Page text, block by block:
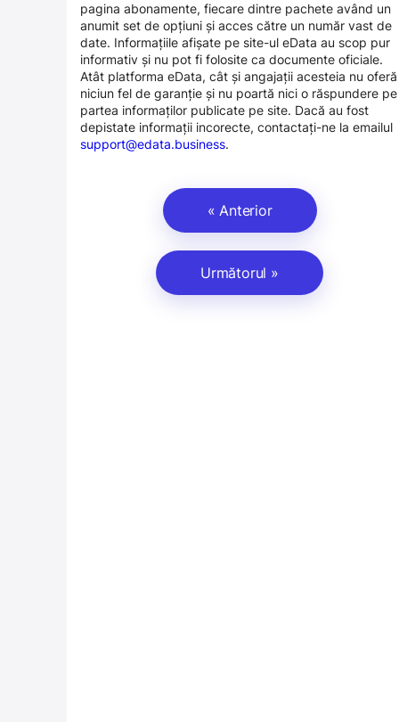
pagina abonamente, fiecare dintre pachete având un
anumit set de opțiuni și acces către un număr vast de
date. Informațiile afișate pe site-ul eData au scop pur
informativ și nu pot fi folosite ca documente oficiale.
Atât platforma eData, cât și angajații acesteia nu oferă
niciun fel de garanție și nu poartă nici o răspundere pe
partea informaților publicate pe site. Dacă au fost
depistate informații incorecte, contactați-ne la emailul
support@edata.business.
« Anterior
Următorul »